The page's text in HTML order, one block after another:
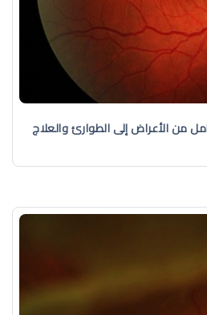
من الأعراض إلى الطوارئ والعلاج